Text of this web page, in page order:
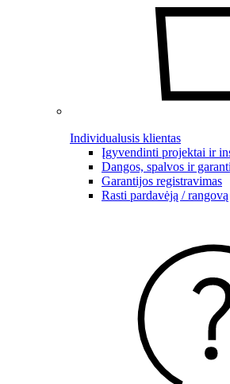
Individualusis klientas
Įgyvendinti projektai ir
Dangos, spalvos ir
Garantijos registravimas
Rasti pardavėją / rangovą